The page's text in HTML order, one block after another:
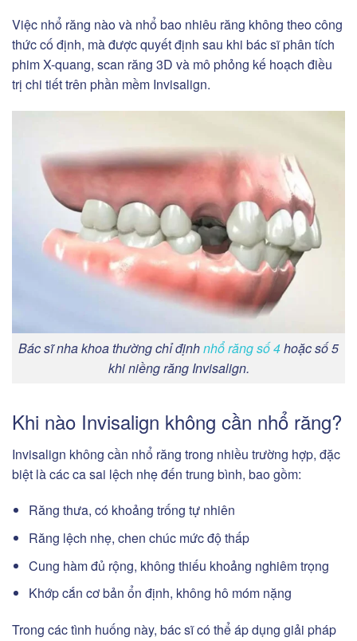
Việc nhổ răng nào và nhổ bao nhiêu răng không theo công
thức cố định, mà được quyết định sau khi bác sĩ phân tích
phim X-quang, scan răng 3D và mô phỏng kế hoạch điều
trị chi tiết trên phần mềm Invisalign.
Bác sĩ nha khoa thường chỉ địnhnhổ răng số 4hoặc số 5
khi niềng răng Invisalign.
Khi nào Invisalign không cần nhổ răng?
Invisalign không cần nhổ răng trong nhiều trường hợp, đặc
biệt là các ca sai lệch nhẹ đến trung bình, bao gồm:
Răng thưa, có khoảng trống tự nhiên
Răng lệch nhẹ, chen chúc mức độ thấp
Cung hàm đủ rộng, không thiếu khoảng nghiêm trọng
Khớp cắn cơ bản ổn định, không hô móm nặng
Trong các tình huống này, bác sĩ có thể áp dụng giải pháp